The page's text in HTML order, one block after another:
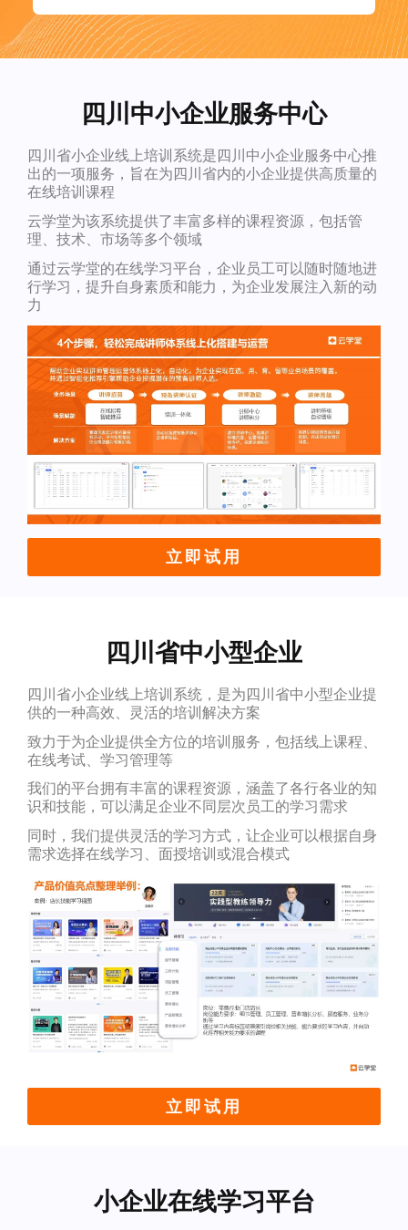
四川中小企业服务中心
四川省小企业线上培训系统是四川中小企业服务中心推
出的一项服务，旨在为四川省内的小企业提供高质量的
在线培训课程
云学堂为该系统提供了丰富多样的课程资源，包括管
理、技术、市场等多个领域
通过云学堂的在线学习平台，企业员工可以随时随地进
行学习，提升自身素质和能力，为企业发展注入新的动
力
立即试用
四川省中小型企业
四川省小企业线上培训系统，是为四川省中小型企业提
供的一种高效、灵活的培训解决方案
致力于为企业提供全方位的培训服务，包括线上课程、
在线考试、学习管理等
我们的平台拥有丰富的课程资源，涵盖了各行各业的知
识和技能，可以满足企业不同层次员工的学习需求
同时，我们提供灵活的学习方式，让企业可以根据自身
需求选择在线学习、面授培训或混合模式
立即试用
小企业在线学习平台